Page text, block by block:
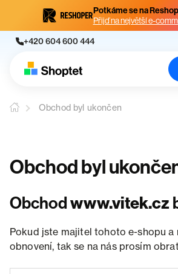
Potkáme se na
Přijď na největší e-
+420 604 600 444
Obchod byl ukončen
Obchod byl
Obchodwww.vitek.cz
Pokud jste majitel tohoto e-shopu a
obnovení, tak se na nás prosím